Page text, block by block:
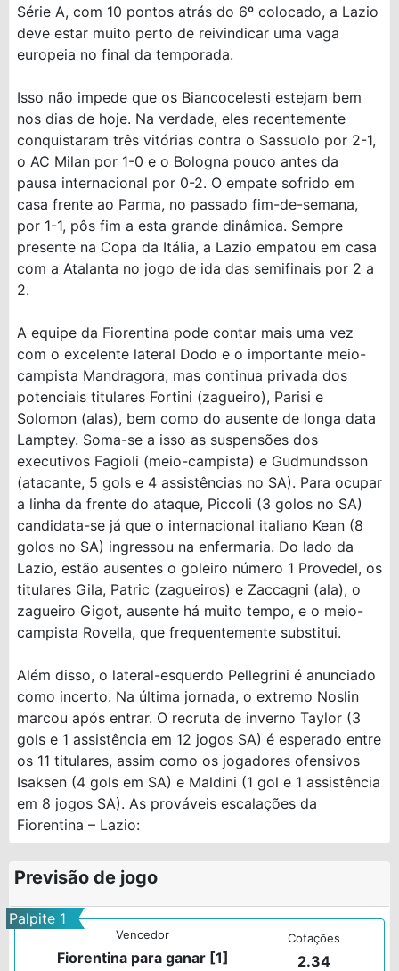
Série A, com 10 pontos atrás do 6º colocado, a Lazio
deve estar muito perto de reivindicar uma vaga
europeia no final da temporada.
Isso não impede que os Biancocelesti estejam bem
nos dias de hoje. Na verdade, eles recentemente
conquistaram três vitórias contra o Sassuolo por 2-1,
o AC Milan por 1-0 e o Bologna pouco antes da
pausa internacional por 0-2. O empate sofrido em
casa frente ao Parma, no passado fim-de-semana,
por 1-1, pôs fim a esta grande dinâmica. Sempre
presente na Copa da Itália, a Lazio empatou em casa
com a Atalanta no jogo de ida das semifinais por 2 a
2.
A equipe da Fiorentina pode contar mais uma vez
com o excelente lateral Dodo e o importante meio-
campista Mandragora, mas continua privada dos
potenciais titulares Fortini (zagueiro), Parisi e
Solomon (alas), bem como do ausente de longa data
Lamptey. Soma-se a isso as suspensões dos
executivos Fagioli (meio-campista) e Gudmundsson
(atacante, 5 gols e 4 assistências no SA). Para ocupar
a linha da frente do ataque, Piccoli (3 golos no SA)
candidata-se já que o internacional italiano Kean (8
golos no SA) ingressou na enfermaria. Do lado da
Lazio, estão ausentes o goleiro número 1 Provedel, os
titulares Gila, Patric (zagueiros) e Zaccagni (ala), o
zagueiro Gigot, ausente há muito tempo, e o meio-
campista Rovella, que frequentemente substitui.
Além disso, o lateral-esquerdo Pellegrini é anunciado
como incerto. Na última jornada, o extremo Noslin
marcou após entrar. O recruta de inverno Taylor (3
gols e 1 assistência em 12 jogos SA) é esperado entre
os 11 titulares, assim como os jogadores ofensivos
Isaksen (4 gols em SA) e Maldini (1 gol e 1 assistência
em 8 jogos SA). As prováveis ​​escalações da
Fiorentina – Lazio:
Previsão de jogo
Palpite 1
Vencedor
Fiorentina para ganar [1]
Cotações
2.34